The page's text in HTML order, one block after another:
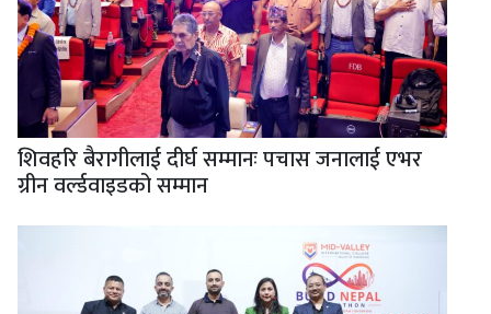
शिवहरि बैरागीलाई दीर्घ सम्मानः पचास जनालाई एभर
ग्रीन वर्ल्डवाइडको सम्मान